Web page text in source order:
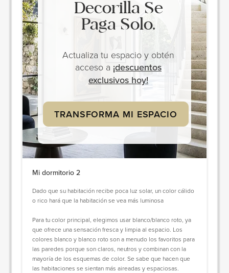
Decorilla Se
Paga Solo.
Actualiza tu espacio y obtén
acceso a ¡descuentos
exclusivos hoy!
TRANSFORMA MI ESPACIO
Mi dormitorio 2
Dado que su habitación recibe poca luz solar, un color cálido
o rico hará que la habitación se vea más luminosa
Para tu color principal, elegimos usar blanco/blanco roto, ya
que ofrece una sensación fresca y limpia al espacio. Los
colores blanco y blanco roto son a menudo los favoritos para
las paredes porque son claros, neutros y combinan con la
mayoría de los esquemas de color. Se sabe que hacen que
las habitaciones se sientan más aireadas y espaciosas.